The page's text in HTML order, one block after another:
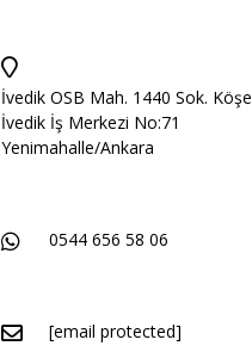
İvedik OSB Mah. 1440 Sok. Köşe
İvedik İş Merkezi No:71
Yenimahalle/Ankara
0544 656 58 06
[email protected]